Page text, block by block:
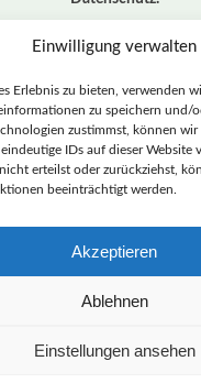
Einwilligung verwalten
Erlebnis zu bieten, verwenden
zu speichern und/
zustimmst, können wir
IDs auf dieser Website
erteilst oder zurückziehst,
beeinträchtigt werden.
Akzeptieren
Ablehnen
Einstellungen ansehen
PARTEI
LANDESVERBAND
|
PARTEI